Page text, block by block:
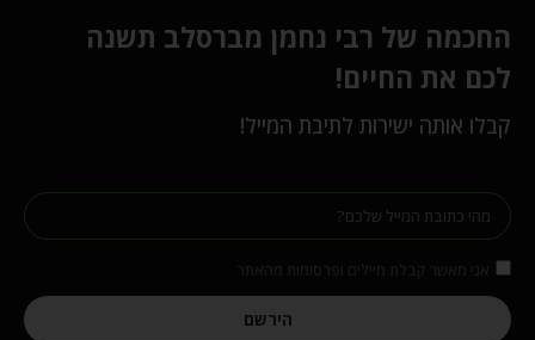
החכמה של רבי נחמן מברסלב תשנה
לכם את החיים!
קבלו אותה ישירות לתיבת המייל!
הירשם